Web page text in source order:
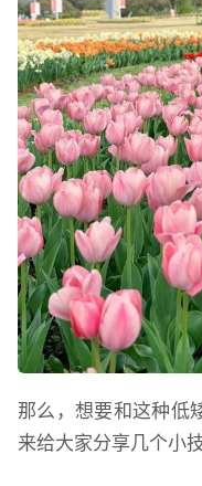
那么，想要和这种低
来给大家分享几个小技